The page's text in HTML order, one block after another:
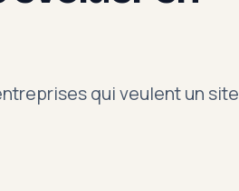
qui veulent un site